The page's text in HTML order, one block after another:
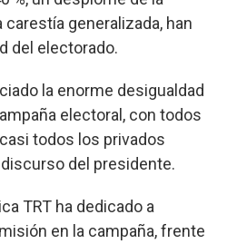
generalizada, han
del electorado.
la enorme desigualdad
electoral, con todos
todos los privados
del presidente.
TRT ha dedicado a
en la campaña, frente